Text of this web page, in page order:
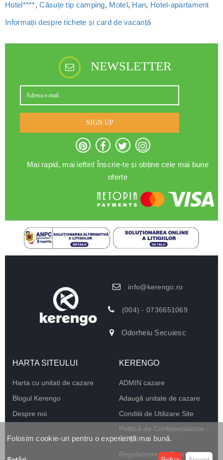
Hotel****,Căsuțe tip camping, Motel, Han, Hotel-apartament
Informații despre tichete și card de vacanță
NEWSLETTER
SIGN UP
Mai rapid, mai ieftin! Înscrie-te și obține cele mai bune
oferte
info@kerengo.ro
(004) - 0736651069
Odorheiu Secuiesc
HARTA SITEULUI
Harta cu unitati de cazare
Blogul Kerengo
Despre noi
KERENGO
ADMIN cazare
Adaugă unitate de cazare
Conditii de Utilizare Site
Politică de Confidențialitate -
GDPR
Regulament de Funcționare
Folosim cookie-uri pentru o experiență mai bună.